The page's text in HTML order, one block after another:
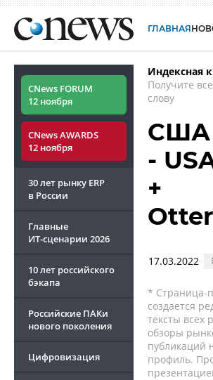
ГЛАВНАЯ
CNews FORUM
12 ноября
CNews AWARDS
12 ноября
30 лет рынку ERP
в России
Главные
ИТ-сценарии 2026
10 лет российского
бэкапа
Российские ПАКи
нового поколения
Цифровизация
Индексная
Получите
слову
США
-
+
17.03.2022
* Страница-
создается
тексты всех
обзоры
публикаций
профиль.